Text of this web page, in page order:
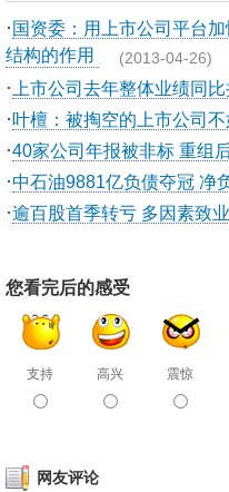
·国资委：用上市公司平台
结构的作用 (2013-04-26)
· 上市公司去年整体业绩同
·叶檀：被掏空的上市公司
·40家公司年报被非标 重组
·中石油9881亿负债夺冠 净
·逾百股首季转亏 多因素致
您看完后的感受
支持 高兴 震惊
网友评论